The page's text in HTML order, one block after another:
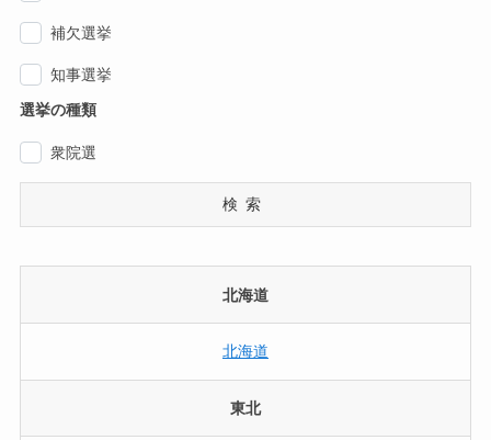
補欠選挙
知事選挙
選挙の種類
衆院選
検索
北海道
北海道
東北